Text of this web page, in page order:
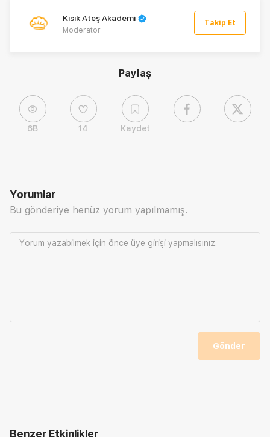
Paylaş
6B 14 Kaydet
Kısık Ateş Akademi
Moderatör
Takip Et
Yorumlar
Bu gönderiye henüz yorum yapılmamış.
Yorum yazabilmek için önce üye girişi yapmalısınız.
Gönder
Benzer Etkinlikler